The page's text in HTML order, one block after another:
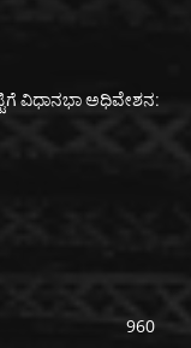
ವಿಧಾನಭಾ ಅಧಿವೇಶನ:
960